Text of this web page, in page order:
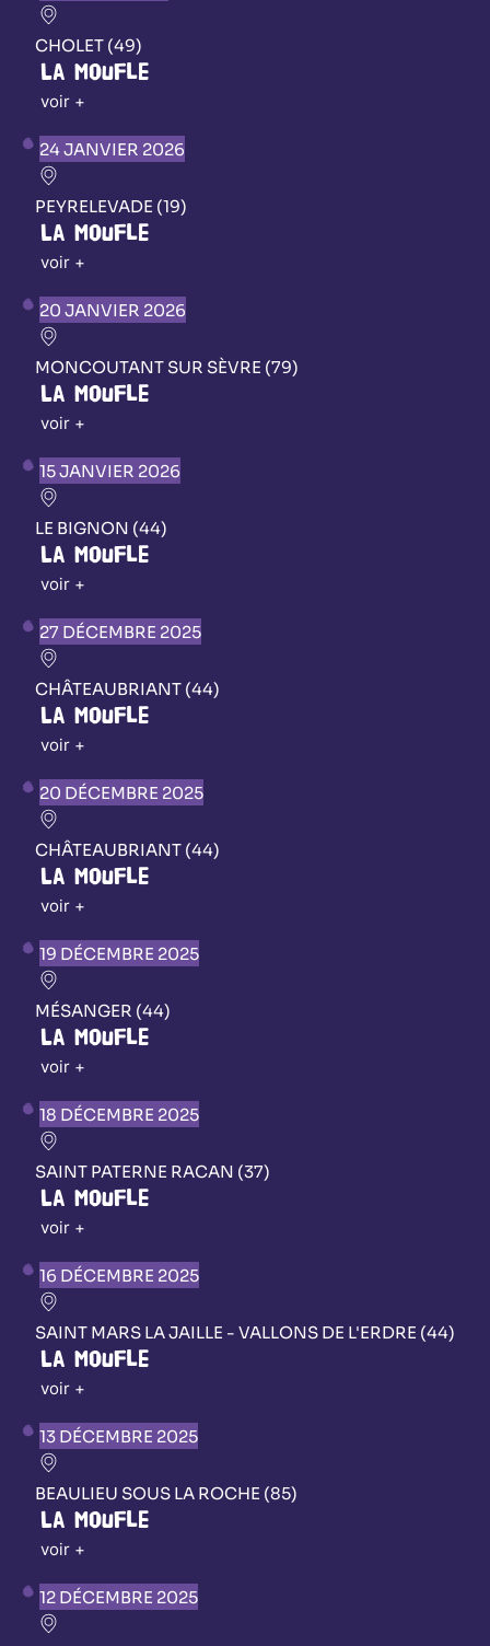
CHOLET (49)
La Moufle
voir +
24 JANVIER 2026
PEYRELEVADE (19)
La Moufle
voir +
20 JANVIER 2026
MONCOUTANT SUR SÈVRE (79)
La Moufle
voir +
15 JANVIER 2026
LE BIGNON (44)
La Moufle
voir +
27 DÉCEMBRE 2025
CHÂTEAUBRIANT (44)
La Moufle
voir +
20 DÉCEMBRE 2025
CHÂTEAUBRIANT (44)
La Moufle
voir +
19 DÉCEMBRE 2025
MÉSANGER (44)
La Moufle
voir +
18 DÉCEMBRE 2025
SAINT PATERNE RACAN (37)
La Moufle
voir +
16 DÉCEMBRE 2025
SAINT MARS LA JAILLE - VALLONS DE L'ERDRE (44)
La Moufle
voir +
13 DÉCEMBRE 2025
BEAULIEU SOUS LA ROCHE (85)
La Moufle
voir +
12 DÉCEMBRE 2025